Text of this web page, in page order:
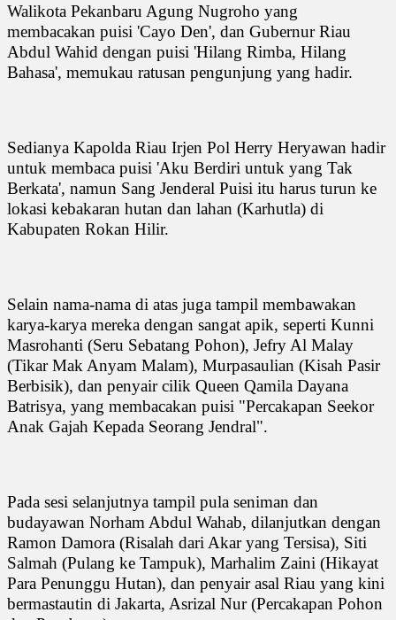
Walikota Pekanbaru Agung Nugroho yang
membacakan puisi 'Cayo Den', dan Gubernur Riau
Abdul Wahid dengan puisi 'Hilang Rimba, Hilang
Bahasa', memukau ratusan pengunjung yang hadir.
Sedianya Kapolda Riau Irjen Pol Herry Heryawan hadir
untuk membaca puisi 'Aku Berdiri untuk yang Tak
Berkata', namun Sang Jenderal Puisi itu harus turun ke
lokasi kebakaran hutan dan lahan (Karhutla) di
Kabupaten Rokan Hilir.
Selain nama-nama di atas juga tampil membawakan
karya-karya mereka dengan sangat apik, seperti Kunni
Masrohanti (Seru Sebatang Pohon), Jefry Al Malay
(Tikar Mak Anyam Malam), Murpasaulian (Kisah Pasir
Berbisik), dan penyair cilik Queen Qamila Dayana
Batrisya, yang membacakan puisi "Percakapan Seekor
Anak Gajah Kepada Seorang Jendral".
Pada sesi selanjutnya tampil pula seniman dan
budayawan Norham Abdul Wahab, dilanjutkan dengan
Ramon Damora (Risalah dari Akar yang Tersisa), Siti
Salmah (Pulang ke Tampuk), Marhalim Zaini (Hikayat
Para Penunggu Hutan), dan penyair asal Riau yang kini
bermastautin di Jakarta, Asrizal Nur (Percakapan Pohon